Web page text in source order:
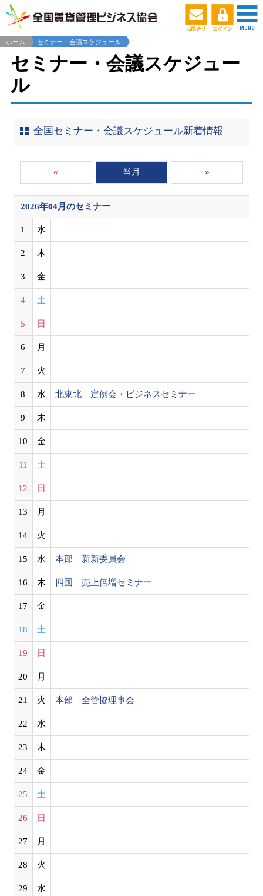
ホーム セミナー・会議スケジュール
セミナー・会議スケジュー
ル
全国セミナー・会議スケジュール新着情報
« 当月 »
2026年04月のセミナー
1 水
2 木
3 金
4 土
5 日
6 月
7 火
8 水 北東北 定例会・ビジネスセミナー
9 木
10 金
11 土
12 日
13 月
14 火
15 水 本部 新新委員会
16 木 四国 売上倍増セミナー
17 金
18 土
19 日
20 月
21 火 本部 全管協理事会
22 水
23 木
24 金
25 土
26 日
27 月
28 火
29 水